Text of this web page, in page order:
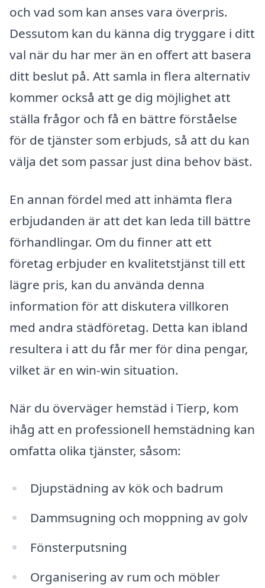
och vad som kan anses vara överpris.
Dessutom kan du känna dig tryggare i ditt
val när du har mer än en offert att basera
ditt beslut på. Att samla in flera alternativ
kommer också att ge dig möjlighet att
ställa frågor och få en bättre förståelse
för de tjänster som erbjuds, så att du kan
välja det som passar just dina behov bäst.
En annan fördel med att inhämta flera
erbjudanden är att det kan leda till bättre
förhandlingar. Om du finner att ett
företag erbjuder en kvalitetstjänst till ett
lägre pris, kan du använda denna
information för att diskutera villkoren
med andra städföretag. Detta kan ibland
resultera i att du får mer för dina pengar,
vilket är en win-win situation.
När du överväger hemstäd i Tierp, kom
ihåg att en professionell hemstädning kan
omfatta olika tjänster, såsom:
Djupstädning av kök och badrum
Dammsugning och moppning av golv
Fönsterputsning
Organisering av rum och möbler